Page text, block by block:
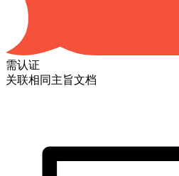
需认证
关联相同主旨文档